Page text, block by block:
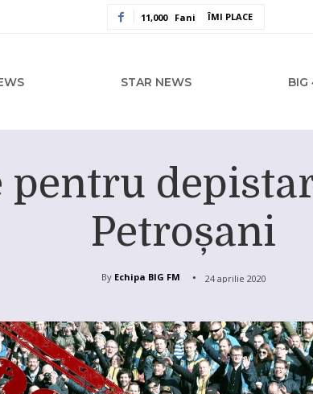
11,000 Fani ÎMI PLACE
STAR NEWS BIG
pentru
Petroșani
By Echipa BIG FM 24 aprilie 2020